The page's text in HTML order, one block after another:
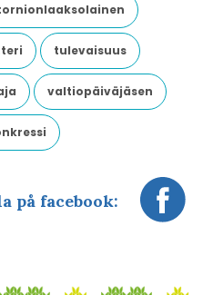
tulevaisuus
valtiopäiväjäsen
på facebook: